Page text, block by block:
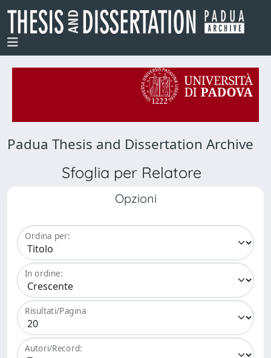
Padua Thesis and Dissertation Archive
Sfoglia per Relatore
Opzioni
Ordina per:
In ordine:
Risultati/Pagina
Autori/Record: